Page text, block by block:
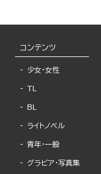
コンテンツ
少女・女性
TL
BL
ライトノベル
青年・一般
グラビア・写真集